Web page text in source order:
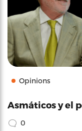
Opinions
Asmáticos y el
0